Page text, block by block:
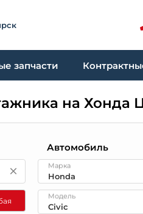
запчасти
на Хонда
Автомобиль
Марка
Модель